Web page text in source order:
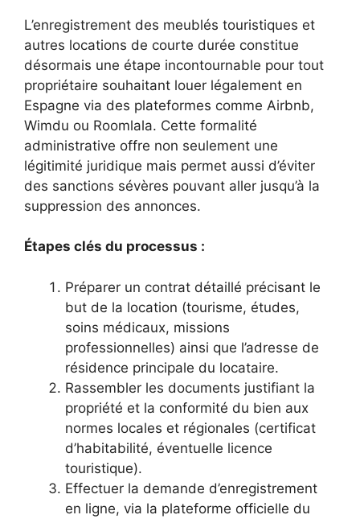
L’enregistrement des meublés touristiques et
autres locations de courte durée constitue
désormais une étape incontournable pour tout
propriétaire souhaitant louer légalement en
Espagne via des plateformes comme Airbnb,
Wimdu ou Roomlala. Cette formalité
administrative offre non seulement une
légitimité juridique mais permet aussi d’éviter
des sanctions sévères pouvant aller jusqu’à la
suppression des annonces.
Étapes clés du processus :
Préparer un contrat détaillé précisant le
but de la location (tourisme, études,
soins médicaux, missions
professionnelles) ainsi que l’adresse de
résidence principale du locataire.
Rassembler les documents justifiant la
propriété et la conformité du bien aux
normes locales et régionales (certificat
d’habitabilité, éventuelle licence
touristique).
Effectuer la demande d’enregistrement
en ligne, via la plateforme officielle du